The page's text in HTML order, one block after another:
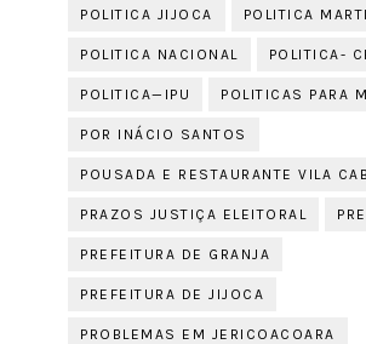
POLITICA JIJOCA POLITICA
POLITICA NACIONAL POLITICA-
POLITICA—IPU POLITICAS PARA
POR INÁCIO SANTOS
POUSADA E RESTAURANTE VILA
PRAZOS JUSTIÇA ELEITORAL
PREFEITURA DE GRANJA
PREFEITURA DE JIJOCA
PROBLEMAS EM JERICOACOARA